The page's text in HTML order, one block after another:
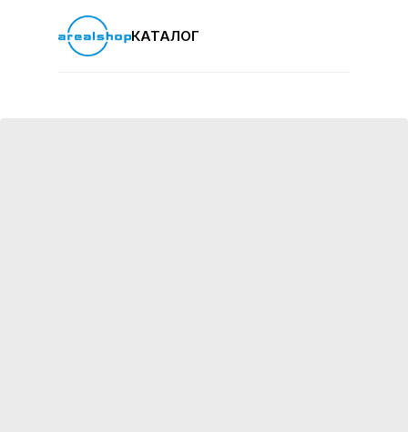
КАТАЛОГ